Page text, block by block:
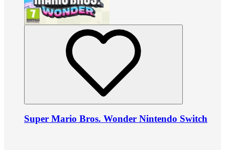
Super Mario Bros. Wonder Nintendo Switch